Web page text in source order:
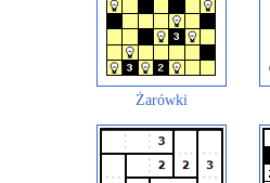
Żarówki